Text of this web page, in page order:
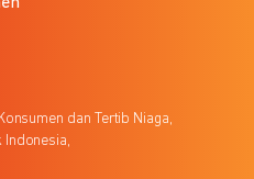
dan Tertib Niaga,
Indonesia,